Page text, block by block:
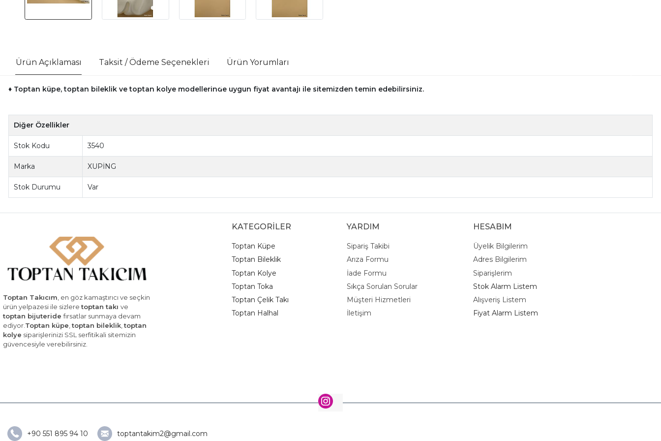
Ürün Açıklaması Taksit / Ödeme Seçenekleri Ürün Yorumları
♦ Toptan küpe, toptan bileklik ve toptan kolye modellerinde uygun fiyat avantajı ile sitemizden temin edebilirsiniz.
Diğer Özellikler
Stok Kodu 3540
Marka XUPİNG
Stok Durumu Var
Toptan Takıcım, en göz kamaştırıcı ve seçkin
ürün yelpazesi ile sizleretoptan takı ve
toptan bijuteridefırsatlar sunmaya devam
ediyor.Toptan küpe,toptan bileklik,toptan
kolye siparişlerinizi SSL serfitikali sitemizin
güvencesiyle verebilirsiniz.
KATEGORİLER
Toptan Küpe
Toptan Bileklik
Toptan Kolye
Toptan Toka
Toptan Çelik Takı
Toptan Halhal
YARDIM
Sipariş Takibi
Arıza Formu
İade Formu
Sıkça Sorulan Sorular
Müşteri Hizmetleri
İletişim
HESABIM
Üyelik Bilgilerim
Adres Bilgilerim
Siparişlerim
Stok Alarm Listem
Alışveriş Listem
Fiyat Alarm Listem
+90 551 895 94 10 toptantakim2@gmail.com